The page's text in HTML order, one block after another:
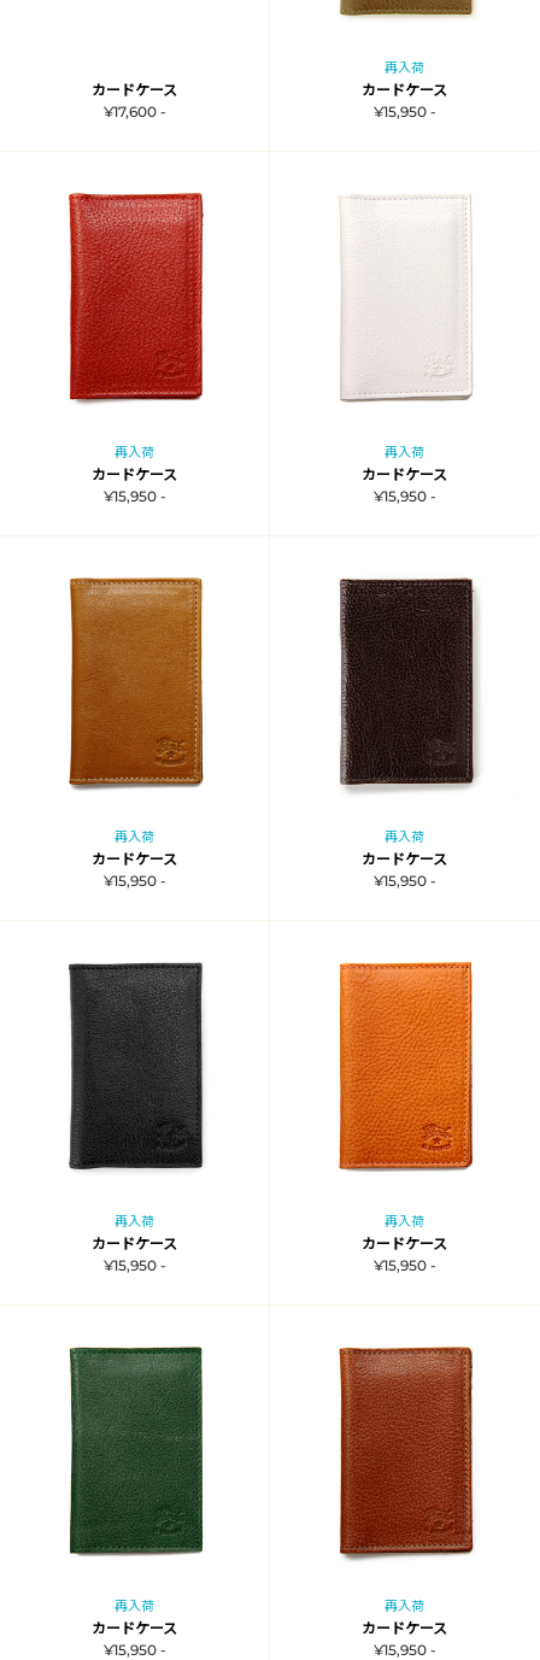
カードケース
¥17,600 -
再入荷
カードケース
¥15,950 -
再入荷
カードケース
¥15,950 -
再入荷
カードケース
¥15,950 -
再入荷
カードケース
¥15,950 -
再入荷
カードケース
¥15,950 -
再入荷
カードケース
¥15,950 -
再入荷
カードケース
¥15,950 -
再入荷
カードケース
¥15,950 -
再入荷
カードケース
¥15,950 -